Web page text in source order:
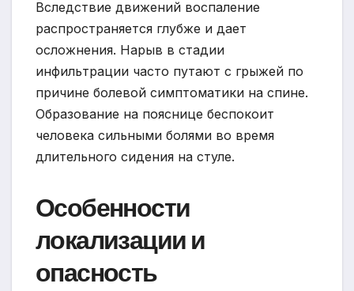
Вследствие движений воспаление
распространяется глубже и дает
осложнения. Нарыв в стадии
инфильтрации часто путают с грыжей по
причине болевой симптоматики на спине.
Образование на пояснице беспокоит
человека сильными болями во время
длительного сидения на стуле.
Особенности
локализации и
опасность